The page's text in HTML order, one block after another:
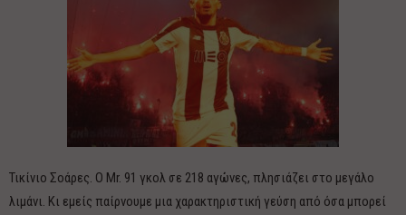
Τικίνιο Σοάρες. Ο Mr. 91 γκολ σε 218 αγώνες, πλησιάζει στο μεγάλο
λιμάνι. Κι εμείς παίρνουμε μια χαρακτηριστική γεύση από όσα μπορεί